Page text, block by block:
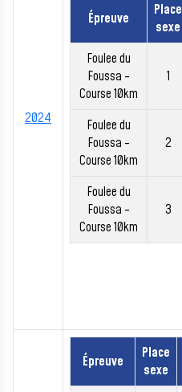
2024
Épreuve
Place
sexe
Foulee du
Foussa -
Course 10km
1
Foulee du
Foussa -
Course 10km
2
Foulee du
Foussa -
Course 10km
3
Épreuve
Place
sexe